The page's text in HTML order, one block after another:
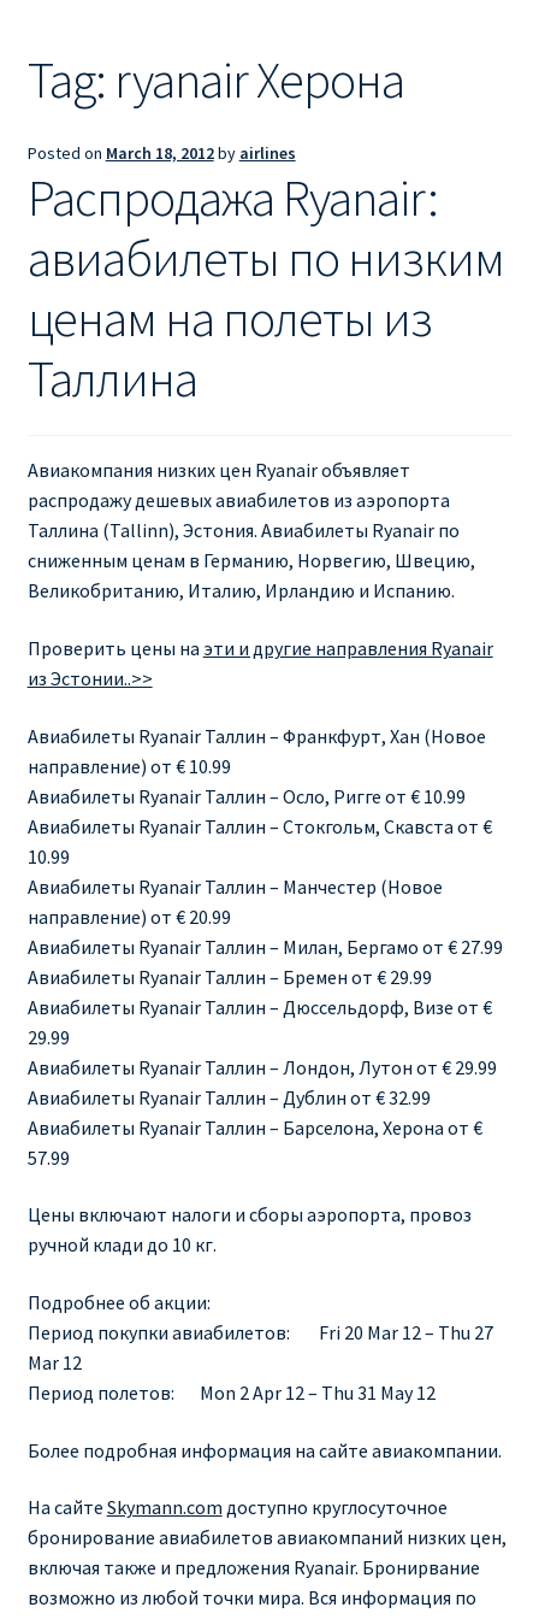
RYANAIR ИЗ РИГИ
RYANAIR ИЗ ТАЛЛИНА
Ryanair из Тампере
RYANAIR ИЗ ЧЕХИИ | ПРАГА, ОСТРАВА, ПАРДУБИЦЕ,
БРНО
Ryanair изменить дату
Ryanair Испания
RYANAIR ИТАЛИЯ
RYANAIR КУПИТЬ БИЛЕТЫ ENGLISH
Ryanair направления, акции
Ryanair онлайн регистрация
Ryanair ошибка в фамилии, имени
Ryanair пересадки
RYANAIR ПОДГОРИЦА, ЧЕРНОГОРИЯ
RYANAIR ПОРТУГАЛИЯ
RYANAIR ПОСАДОЧНЫЙ ТАЛОН – BOARDING PASS
RYANAIR ТЕЛЬ-АВИВ, ЭЙЛАТ, ИЗРАИЛЬ
RYANAIR УКРАИНА | АВИАБИЛЕТЫ ОТ €15
Ryanair Україна из Киева, Одессы, Львова, Харькова,
Херсона от € 15
Tag: ryanair Херона
Posted on March 18, 2012by airlines
Распродажа Ryanair:
авиабилеты по низким
ценам на полеты из
Таллина
Авиакомпания низких цен Ryanair объявляет
распродажу дешевых авиабилетов из аэропорта
Таллина (Tallinn), Эстония. Авиабилеты Ryanair по
сниженным ценам в Германию, Норвегию, Швецию,
Великобританию, Италию, Ирландию и Испанию.
Проверить цены на эти и другие направления Ryanair
из Эстонии..>>
Авиабилеты Ryanair Таллин – Франкфурт, Хан (Новое
направление) от € 10.99
Авиабилеты Ryanair Таллин – Осло, Ригге от € 10.99
Авиабилеты Ryanair Таллин – Стокгольм, Скавста от €
10.99
Авиабилеты Ryanair Таллин – Манчестер (Новое
направление) от € 20.99
Авиабилеты Ryanair Таллин – Милан, Бергамо от € 27.99
Авиабилеты Ryanair Таллин – Бремен от € 29.99
Авиабилеты Ryanair Таллин – Дюссельдорф, Визе от €
29.99
Авиабилеты Ryanair Таллин – Лондон, Лутон от € 29.99
Авиабилеты Ryanair Таллин – Дублин от € 32.99
Авиабилеты Ryanair Таллин – Барселона, Херона от €
57.99
Цены включают налоги и сборы аэропорта, провоз
ручной клади до 10 кг.
Подробнее об акции:
Период покупки авиабилетов: Fri 20 Mar 12 – Thu 27
Mar 12
Период полетов: Mon 2 Apr 12 – Thu 31 May 12
Более подробная информация на сайте авиакомпании.
На сайте Skymann.com доступно круглосуточное
бронирование авиабилетов авиакомпаний низких цен,
включая также и предложения Ryanair. Бронирвание
возможно из любой точки мира. Вся информация по